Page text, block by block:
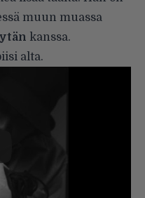
muun muassa
kanssa.
alta.